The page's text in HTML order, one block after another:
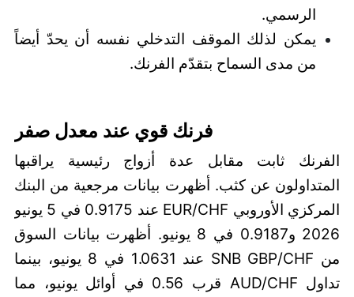
الرسمي.
يمكن لذلك الموقف التدخلي نفسه أن يحدّ أيضاً
من مدى السماح بتقدّم الفرنك.
فرنك قوي عند معدل صفر
الفرنك ثابت مقابل عدة أزواج رئيسية يراقبها
المتداولون عن كثب. أظهرت بيانات مرجعية من البنك
المركزي الأوروبي EUR/CHF عند 0.9175 في 5 يونيو
2026 و0.9187 في 8 يونيو. أظهرت بيانات السوق
من SNB GBP/CHF عند 1.0631 في 8 يونيو، بينما
تداول AUD/CHF قرب 0.56 في أوائل يونيو، مما